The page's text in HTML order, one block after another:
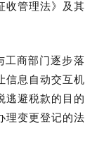
收管理法》及其
工商部门逐步落
信息自动交互机
逃避税款的目的
理变更登记的法